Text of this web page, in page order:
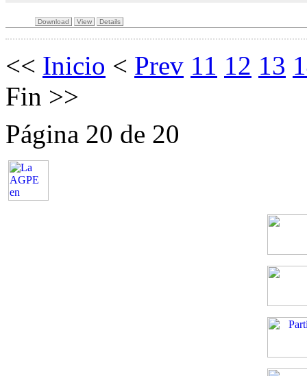
Download View Details
<< Inicio < Prev 11 12 13
Fin >>
Página 20 de 20